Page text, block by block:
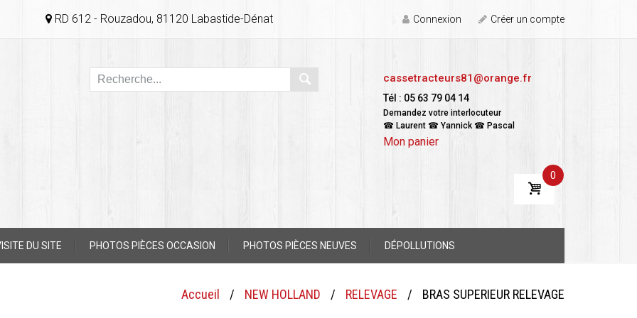
RD 612 - Rouzadou, 81120 Labastide-Dénat Connexion Créer un compte
cassetracteurs81@orange.fr
Tél : 05 63 79 04 14
Demandez votre interlocuteur
☎ Laurent ☎ Yannick ☎ Pascal
Mon panier
0
DU SITE PHOTOS PIÈCES OCCASION PHOTOS PIÈCES NEUVES DÉPOLLUTIONS
Accueil / NEW HOLLAND / RELEVAGE / BRAS SUPERIEUR RELEVAGE